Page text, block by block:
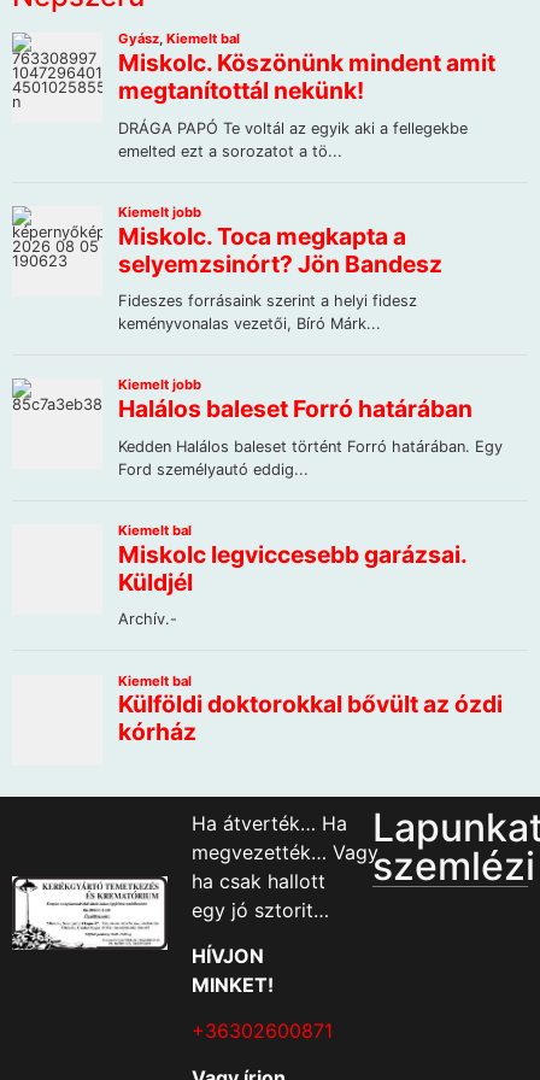
Ha átverték… Ha
megvezették… Vagy
ha csak hallott
egy jó sztorit…
HÍVJON
MINKET!
+36302600871
szemlézi